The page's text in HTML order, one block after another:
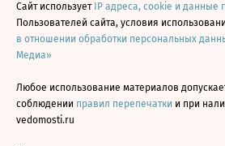
Сайт использует IP адреса, cookie и данные
Пользователей сайта, условия
в отношении обработки персональных
Медиа»
Любое использование материалов
соблюдении правил перепечатки и при
vedomosti.ru